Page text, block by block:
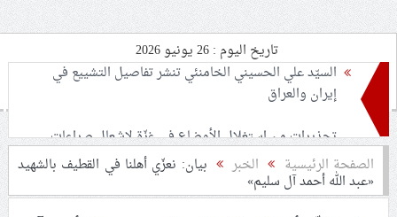
تاريخ اليوم : 26 يونيو 2026
تحذيرات من استغلال الأوضاع في غزّة لإشعال صراعات
ملفّ إنسانيّ مؤلم.. الأسيرات الفلسطينيّات بين القمع
والإهمال الطبي
الصفحة الرئيسية الخبر بيان: نعزّي أهلنا في القطيف بالشهيد
«عبد الله أحمد آل سليم»